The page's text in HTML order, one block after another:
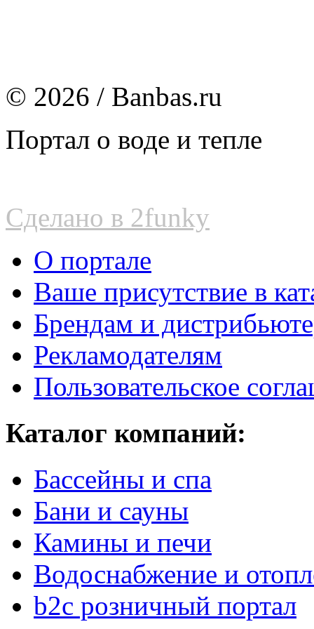
© 2026 / Banbas.ru
Портал о воде и тепле
Сделано в 2funky
О портале
Ваше присутствие в
Брендам и
Рекламодателям
Пользовательское
Каталог компаний:
Бассейны и спа
Бани и сауны
Камины и печи
Водоснабжение и
b2c розничный портал